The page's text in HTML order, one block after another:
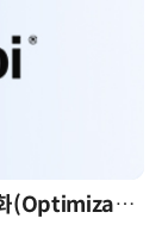
AI 시대의 의사결정을 바꾸는 수리최적화(Optimization): 실제 산업 적용 사례와 활용 전략